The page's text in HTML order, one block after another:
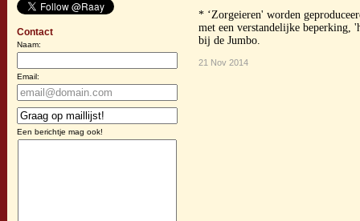
Contact
Naam:
Email:
Een berichtje mag ook!
* ‘Zorgeieren' worden
met een verstandelijke beperking,
bij de Jumbo.
21 Nov 2014